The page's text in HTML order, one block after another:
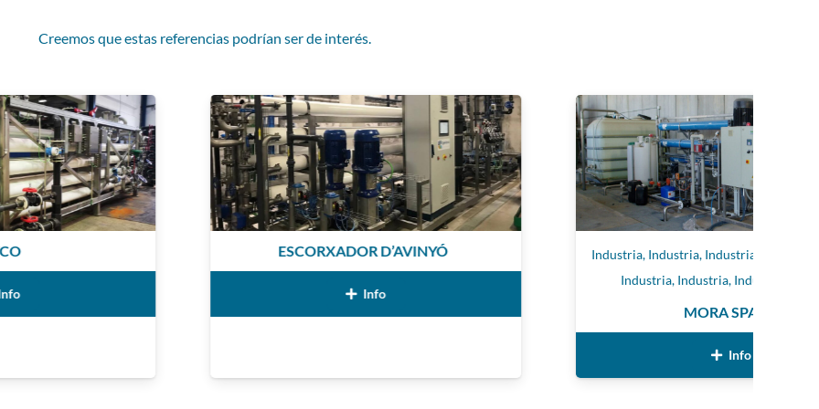
Creemos que estas referencias podrían ser de interés.
ESCORXADOR D’AVINYÓ Industria,Industria,Industria,Industria
Industria,Industria,Industria